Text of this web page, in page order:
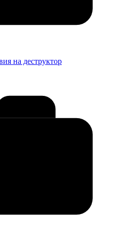
на деструктор